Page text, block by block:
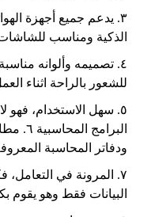
٣. يدعم جميع أجهزة
الذكية ومناسب للشاشات
٤. تصميمه وألوانه
للشعور بالراحة اثناء
٥. سهل الاستخدام، فهو
البرامج
ودفاتر المحاسبة
٧. المرونة في
البيانات فقط وهو يقوم